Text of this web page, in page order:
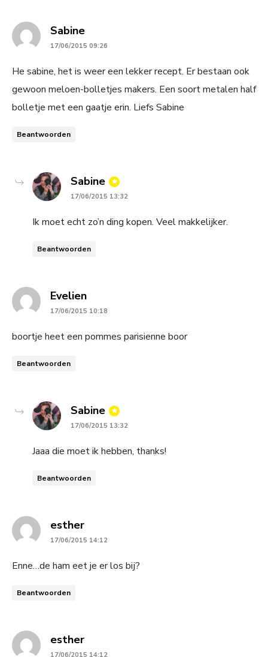
Sabinesays:
17/06/2015 09:26
He sabine, het is weer een lekker recept. Er bestaan ook
gewoon meloen-bolletjes makers. Een soort metalen half
bolletje met een gaatje erin. Liefs Sabine
Beantwoorden
Sabine says:
17/06/2015 13:32
Ik moet echt zo’n ding kopen. Veel makkelijker.
Beantwoorden
Eveliensays:
17/06/2015 10:18
boortje heet een pommes parisienne boor
Beantwoorden
Sabine says:
17/06/2015 13:32
Jaaa die moet ik hebben, thanks!
Beantwoorden
esthersays:
17/06/2015 14:12
Enne…de ham eet je er los bij?
Beantwoorden
esthersays:
17/06/2015 14:12